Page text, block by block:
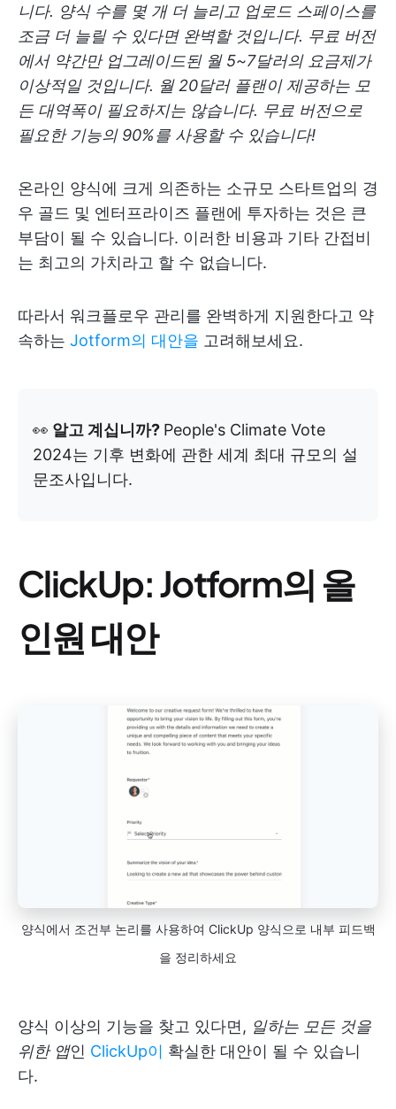
니다. 양식 수를 몇 개 더 늘리고 업로드 스페이스를
조금 더 늘릴 수 있다면 완벽할 것입니다. 무료 버전
에서 약간만 업그레이드된 월 5~7달러의 요금제가
이상적일 것입니다. 월 20달러 플랜이 제공하는 모
든 대역폭이 필요하지는 않습니다. 무료 버전으로
필요한 기능의 90%를 사용할 수 있습니다!
온라인 양식에 크게 의존하는 소규모 스타트업의 경
우 골드 및 엔터프라이즈 플랜에 투자하는 것은 큰
부담이 될 수 있습니다. 이러한 비용과 기타 간접비
는 최고의 가치라고 할 수 없습니다.
따라서 워크플로우 관리를 완벽하게 지원한다고 약
속하는 Jotform의 대안을 고려해보세요.
👀 알고 계십니까? People's Climate Vote
2024는 기후 변화에 관한 세계 최대 규모의 설
문조사입니다.
ClickUp: Jotform의 올
인원 대안
양식에서 조건부 논리를 사용하여 ClickUp 양식으로 내부 피드백
을 정리하세요
양식 이상의 기능을 찾고 있다면, 일하는 모든 것을
위한 앱인 ClickUp이 확실한 대안이 될 수 있습니
다.